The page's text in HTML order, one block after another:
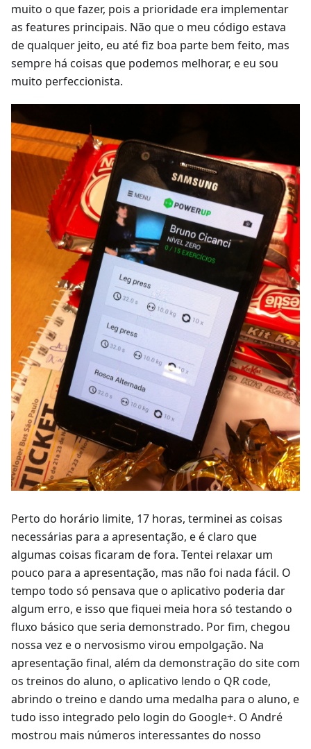
muito o que fazer, pois a prioridade era implementar
as features principais. Não que o meu código estava
de qualquer jeito, eu até fiz boa parte bem feito, mas
sempre há coisas que podemos melhorar, e eu sou
muito perfeccionista.
Perto do horário limite, 17 horas, terminei as coisas
necessárias para a apresentação, e é claro que
algumas coisas ficaram de fora. Tentei relaxar um
pouco para a apresentação, mas não foi nada fácil. O
tempo todo só pensava que o aplicativo poderia dar
algum erro, e isso que fiquei meia hora só testando o
fluxo básico que seria demonstrado. Por fim, chegou
nossa vez e o nervosismo virou empolgação. Na
apresentação final, além da demonstração do site com
os treinos do aluno, o aplicativo lendo o QR code,
abrindo o treino e dando uma medalha para o aluno, e
tudo isso integrado pelo login do Google+. O André
mostrou mais números interessantes do nosso